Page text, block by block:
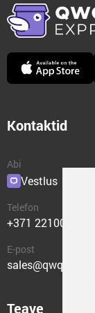
Kontaktid
Abi
Vestlus
Telefon
+371 22100400
E-post
sales@qwqer.eu
Teave